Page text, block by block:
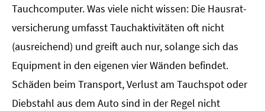
Tauchcomputer. Was viele nicht wissen: Die Haus­rat­
ver­si­che­rung umfasst Tauchaktivitäten oft nicht
(ausreichend) und greift auch nur, solange sich das
Equipment in den eigenen vier Wänden befindet.
Schäden beim Transport, Verlust am Tauchspot oder
Diebstahl aus dem Auto sind in der Regel nicht